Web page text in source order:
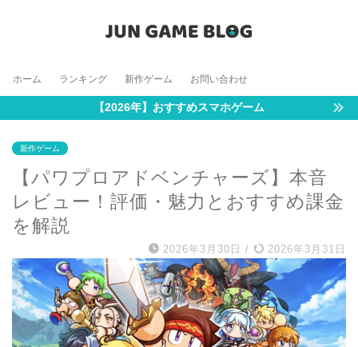
ホーム ランキング 新作ゲーム お問い合わせ
【2026年】おすすめスマホゲーム
新作ゲーム
【パワプロアドベンチャーズ】本音
レビュー！評価・魅力とおすすめ課金
を解説
2026年3月30日 / 2026年3月31日